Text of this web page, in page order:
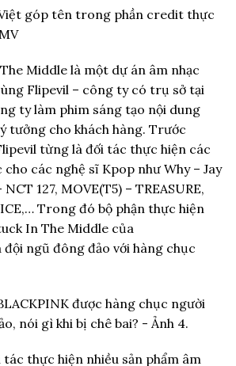
góp tên trong phần credit thực
Middle là một dự án âm nhạc
Flipevil – công ty có trụ sở tại
ty làm phim sáng tạo nội dung
tưởng cho khách hàng. Trước
từng là đối tác thực hiện các
cho các nghệ sĩ Kpop như Why – Jay
127, MOVE(T5) – TREASURE,
Trong đó bộ phận thực hiện
In The Middle của
đội ngũ đông đảo với hàng chục
thực hiện nhiều sản phẩm âm